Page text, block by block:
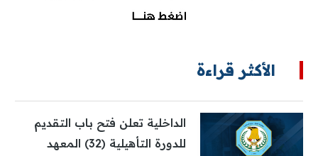
الأكثر قراءة
الداخلية تعلن فتح باب التقديم
للدورة التأهيلية (32) المعهد